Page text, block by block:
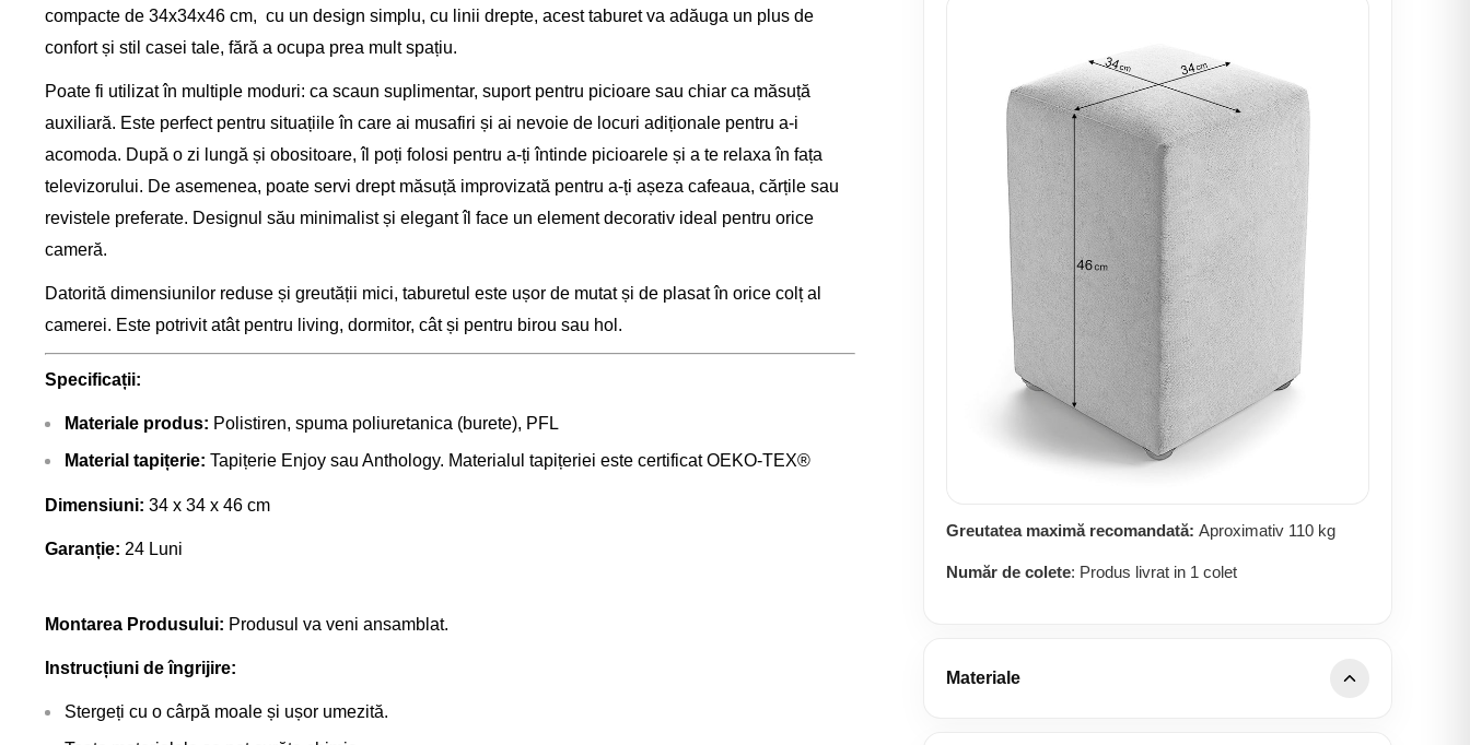
Greutatea maximă recomandată:Aproximativ 110 kg
Număr de colete: Produs livrat in 1 colet
Materiale
compacte de 34x34x46 cm, cu un design simplu, cu linii drepte, acest taburet va adăuga un plus de
confort și stil casei tale, fără a ocupa prea mult spațiu.
Poate fi utilizat în multiple moduri: ca scaun suplimentar, suport pentru picioare sau chiar ca măsuță
auxiliară. Este perfect pentru situațiile în care ai musafiri și ai nevoie de locuri adiționale pentru a-i
acomoda. După o zi lungă și obositoare, îl poți folosi pentru a-ți întinde picioarele și a te relaxa în fața
televizorului. De asemenea, poate servi drept măsuță improvizată pentru a-ți așeza cafeaua, cărțile sau
revistele preferate. Designul său minimalist și elegant îl face un element decorativ ideal pentru orice
cameră.
Datorită dimensiunilor reduse și greutății mici, taburetul este ușor de mutat și de plasat în orice colț al
camerei. Este potrivit atât pentru living, dormitor, cât și pentru birou sau hol.
Specificații:
Materiale produs: Polistiren, spuma poliuretanica (burete), PFL
Material tapițerie: Tapițerie Enjoy sau Anthology. Materialul tapițeriei este certificat OEKO-TEX®
Dimensiuni: 34 x 34 x 46 cm
Garanție: 24 Luni
Montarea Produsului: Produsul va veni ansamblat.
Instrucțiuni de îngrijire:
Stergeți cu o cârpă moale și ușor umezită.